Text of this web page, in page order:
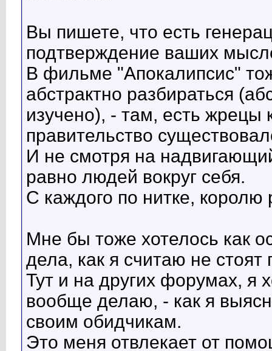
Вы пишете, что есть
подтверждение ваших
В фильме "Апокалипсис"
абстрактно разбираться
изучено), - там, есть жрецы
правительство
И не смотря на
равно людей вокруг себя.
С каждого по нитке, королю
Мне бы тоже хотелось как
дела, как я считаю не
Тут и на других форумах, я
вообще делаю, - как я
своим обидчикам.
Это меня отвлекает от